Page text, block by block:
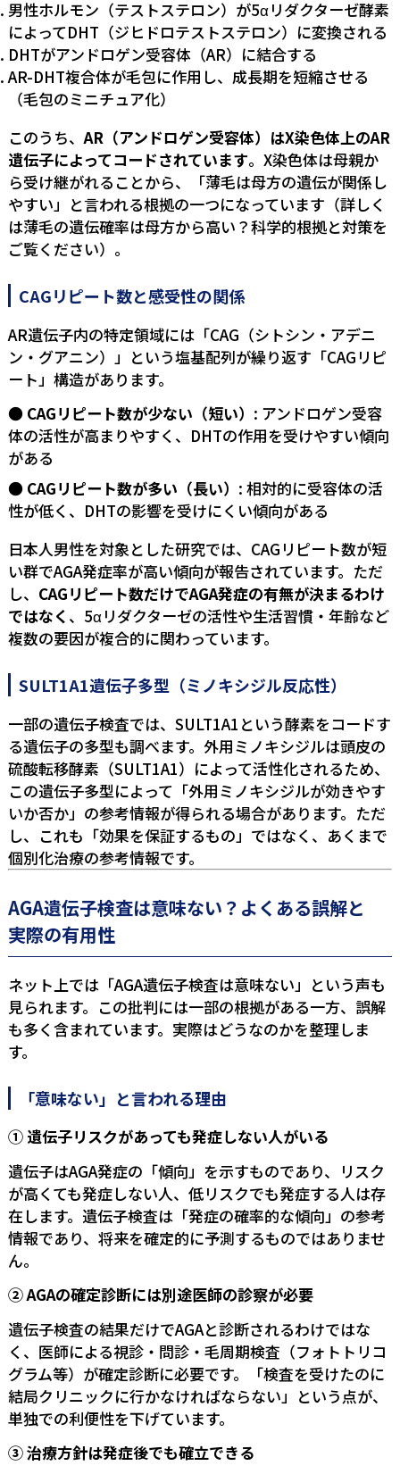
男性ホルモン（テストステロン）が5αリダクターゼ酵素
によってDHT（ジヒドロテストステロン）に変換される
DHTがアンドロゲン受容体（AR）に結合する
AR-DHT複合体が毛包に作用し、成長期を短縮させる
（毛包のミニチュア化）
このうち、AR（アンドロゲン受容体）はX染色体上のAR
遺伝子によってコードされています。X染色体は母親か
ら受け継がれることから、「薄毛は母方の遺伝が関係し
やすい」と言われる根拠の一つになっています（詳しく
は薄毛の遺伝確率は母方から高い？科学的根拠と対策を
ご覧ください）。
CAGリピート数と感受性の関係
AR遺伝子内の特定領域には「CAG（シトシン・アデニ
ン・グアニン）」という塩基配列が繰り返す「CAGリピ
ート」構造があります。
CAGリピート数が少ない（短い） : アンドロゲン受容
体の活性が高まりやすく、DHTの作用を受けやすい傾向
がある
CAGリピート数が多い（長い） : 相対的に受容体の活
性が低く、DHTの影響を受けにくい傾向がある
日本人男性を対象とした研究では、CAGリピート数が短
い群でAGA発症率が高い傾向が報告されています。ただ
し、 CAGリピート数だけでAGA発症の有無が決まるわけ
ではなく 、5αリダクターゼの活性や生活習慣・年齢など
複数の要因が複合的に関わっています。
SULT1A1遺伝子多型（ミノキシジル反応性）
一部の遺伝子検査では、SULT1A1という酵素をコードす
る遺伝子の多型も調べます。外用ミノキシジルは頭皮の
硫酸転移酵素（SULT1A1）によって活性化されるため、
この遺伝子多型によって「外用ミノキシジルが効きやす
いか否か」の参考情報が得られる場合があります。ただ
し、これも「効果を保証するもの」ではなく、あくまで
個別化治療の参考情報です。
AGA遺伝子検査は意味ない？よくある誤解と
実際の有用性
ネット上では「AGA遺伝子検査は意味ない」という声も
見られます。この批判には一部の根拠がある一方、誤解
も多く含まれています。実際はどうなのかを整理しま
す。
「意味ない」と言われる理由
① 遺伝子リスクがあっても発症しない人がいる
遺伝子はAGA発症の「傾向」を示すものであり、リスク
が高くても発症しない人、低リスクでも発症する人は存
在します。遺伝子検査は「発症の確率的な傾向」の参考
情報であり、将来を確定的に予測するものではありませ
ん。
② AGAの確定診断には別途医師の診察が必要
遺伝子検査の結果だけでAGAと診断されるわけではな
く、医師による視診・問診・毛周期検査（フォトトリコ
グラム等）が確定診断に必要です。「検査を受けたのに
結局クリニックに行かなければならない」という点が、
単独での利便性を下げています。
③ 治療方針は発症後でも確立できる